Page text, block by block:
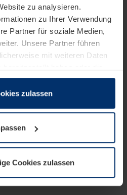
zu analysieren.
zu Ihrer Verwendung
Partner für soziale Medien,
Unsere Partner führen
mit weiteren Daten
der Dienste gesammelt
dieser Seite unbedingt
Cookie-Typen benötigen
können Sie jederzeit
Website ändern oder
zulassen
Cookies zulassen